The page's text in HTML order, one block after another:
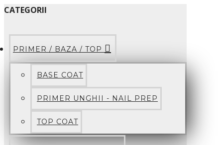
CATEGORII
PRIMER / BAZA / TOP
BASE COAT
PRIMER UNGHII - NAIL PREP
TOP COAT